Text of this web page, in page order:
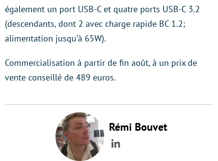
également un port USB-C et quatre ports USB-C 3.2
(descendants, dont 2 avec charge rapide BC 1.2;
alimentation jusqu’à 65W).
Commercialisation à partir de fin août, à un prix de
vente conseillé de 489 euros.
Rémi Bouvet
LinkedIn